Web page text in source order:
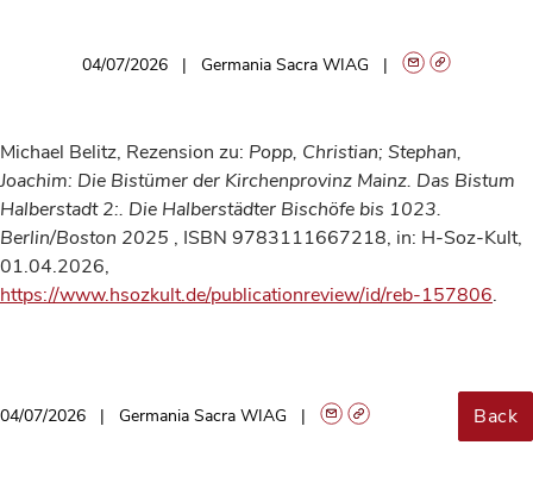
04/07/2026 Germania Sacra WIAG
Michael Belitz, Rezension zu: Popp, Christian; Stephan,
Joachim: Die Bistümer der Kirchenprovinz Mainz. Das Bistum
Halberstadt 2:. Die Halberstädter Bischöfe bis 1023.
Berlin/Boston 2025 , ISBN 9783111667218, in: H-Soz-Kult,
01.04.2026,
https://www.hsozkult.de/publicationreview/id/reb-157806.
04/07/2026 Germania Sacra WIAG Back